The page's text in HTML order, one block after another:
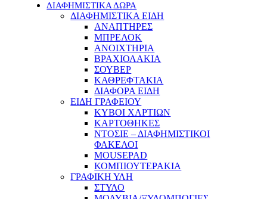
ΔΙΑΦΗΜΙΣΤΙΚΑ ΔΩΡΑ
ΔΙΑΦΗΜΙΣΤΙΚΑ ΕΙΔΗ
ΑΝΑΠΤΗΡΕΣ
ΜΠΡΕΛΟΚ
ΑΝΟΙΧΤΗΡΙΑ
ΒΡΑΧΙΟΛΑΚΙΑ
ΣΟΥΒΕΡ
ΚΑΘΡΕΦΤΑΚΙΑ
ΔΙΑΦΟΡΑ ΕΙΔΗ
ΕΙΔΗ ΓΡΑΦΕΙΟΥ
ΚΥΒΟΙ ΧΑΡΤΙΩΝ
ΚΑΡΤΟΘΗΚΕΣ
ΝΤΟΣΙΕ – ΔΙΑΦΗΜΙΣΤΙΚΟΙ
ΦΑΚΕΛΟΙ
MOUSEPAD
ΚΟΜΠΙΟΥΤΕΡΑΚΙΑ
ΓΡΑΦΙΚΗ ΥΛΗ
ΣΤΥΛΟ